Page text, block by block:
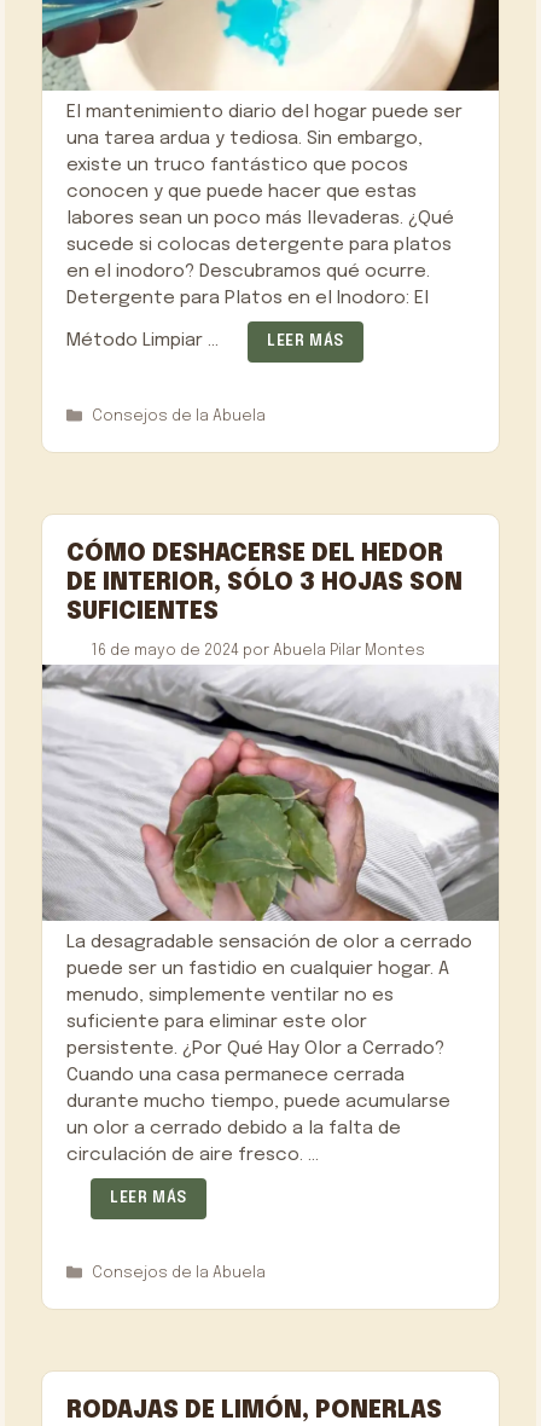
El mantenimiento diario del hogar puede ser
una tarea ardua y tediosa. Sin embargo,
existe un truco fantástico que pocos
conocen y que puede hacer que estas
labores sean un poco más llevaderas. ¿Qué
sucede si colocas detergente para platos
en el inodoro? Descubramos qué ocurre.
Detergente para Platos en el Inodoro: El
Método Limpiar … LEER MÁS
Categorías
Consejos de la Abuela
CÓMO DESHACERSE DEL HEDOR
DE INTERIOR, SÓLO 3 HOJAS SON
SUFICIENTES
16 de mayo de 2024 por Abuela Pilar Montes
La desagradable sensación de olor a cerrado
puede ser un fastidio en cualquier hogar. A
menudo, simplemente ventilar no es
suficiente para eliminar este olor
persistente. ¿Por Qué Hay Olor a Cerrado?
Cuando una casa permanece cerrada
durante mucho tiempo, puede acumularse
un olor a cerrado debido a la falta de
circulación de aire fresco. …
LEER MÁS
Categorías
Consejos de la Abuela
RODAJAS DE LIMÓN, PONERLAS